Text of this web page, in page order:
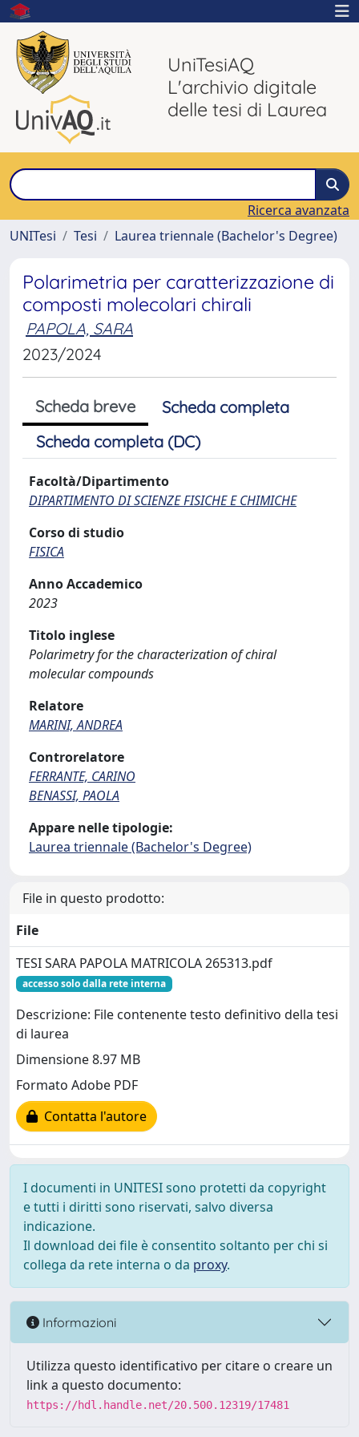
UniTesiAQ
L'archivio digitale
delle tesi di Laurea
Ricerca avanzata
UNITesi
Tesi Laurea triennale (Bachelor's Degree)
Polarimetria per caratterizzazione di
composti molecolari chirali
PAPOLA, SARA
2023/2024
Scheda breve
Scheda completa
Scheda completa (DC)
Facoltà/Dipartimento
DIPARTIMENTO DI SCIENZE FISICHE E CHIMICHE
Corso di studio
FISICA
Anno Accademico
2023
Titolo inglese
Polarimetry for the characterization of chiral
molecular compounds
Relatore
MARINI, ANDREA
Controrelatore
FERRANTE, CARINO
BENASSI, PAOLA
Appare nelle tipologie:
Laurea triennale (Bachelor's Degree)
File in questo prodotto:
File
TESI SARA PAPOLA MATRICOLA 265313.pdf
accesso solo dalla rete interna
Descrizione: File contenente testo definitivo della tesi
di laurea
Dimensione 8.97 MB
Formato Adobe PDF
Contatta l'autore
I documenti in UNITESI sono protetti da copyright
e tutti i diritti sono riservati, salvo diversa
indicazione.
Il download dei file è consentito soltanto per chi si
collega da rete interna o da proxy.
Informazioni
Utilizza questo identificativo per citare o creare un
link a questo documento:
https://hdl.handle.net/20.500.12319/17481